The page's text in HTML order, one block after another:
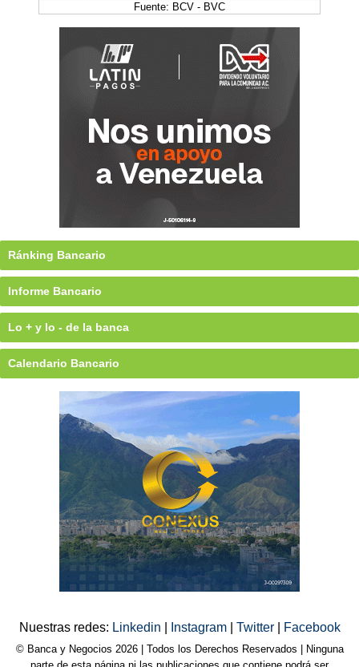
Fuente: BCV - BVC
Ránking Bancario
Informe Bancario
Lo + y lo - de la banca
Calendario Bancario
Nuestras redes: Linkedin Instagram Twitter Facebook
© Banca y Negocios 2026 | Todos los Derechos Reservados | Ninguna